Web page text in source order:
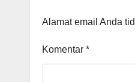
Alamat email Anda
Komentar *